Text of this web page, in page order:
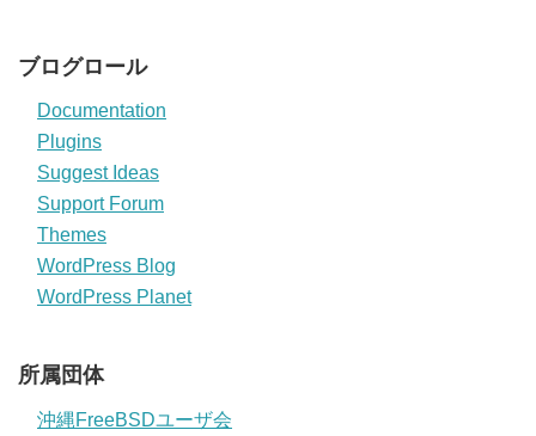
ブログロール
Documentation
Plugins
Suggest Ideas
Support Forum
Themes
WordPress Blog
WordPress Planet
所属団体
沖縄FreeBSDユーザ会